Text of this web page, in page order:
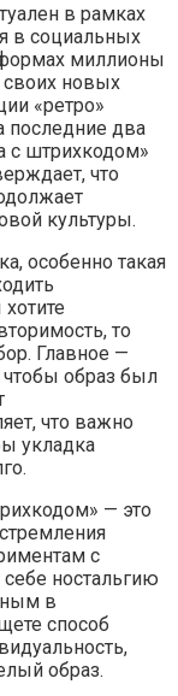
в рамках
в социальных
миллионы
новых
«ретро»
последние два
с штрихкодом»
что
культуры.
особенно такая
то
Главное —
образ был
что важно
укладка
— это
с
ностальгию
в
способ
образ.